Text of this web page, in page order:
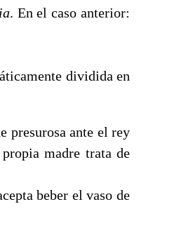
. En el caso anterior:
dividida en
presurosa ante el rey
madre trata de
beber el vaso de